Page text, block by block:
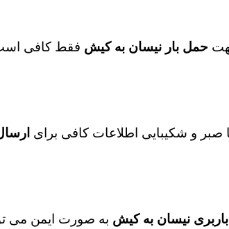
حمل بار نیسان به کیش فقط کافی
صبر و شکیبایی اطلاعات کافی برای
باربری نیسان به کیش به صورت ایمن می